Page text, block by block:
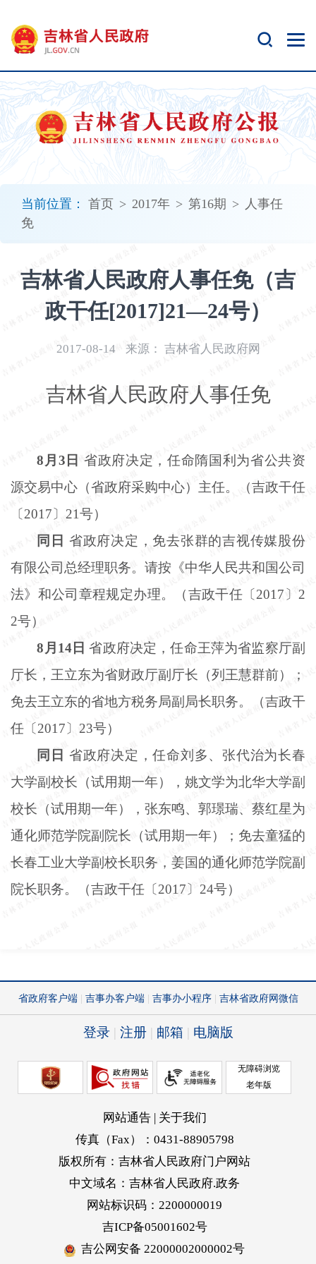
当前位置： 首页 > 2017年 > 第16期 > 人事任
免
吉林省人民政府人事任免（吉
政干任[2017]21—24号）
2017-08-14 来源： 吉林省人民政府网
吉林省人民政府人事任免
8月3日 省政府决定，任命隋国利为省公共资
源交易中心（省政府采购中心）主任。（吉政干任
〔2017〕21号）
同日 省政府决定，免去张群的吉视传媒股份
有限公司总经理职务。请按《中华人民共和国公司
法》和公司章程规定办理。（吉政干任〔2017〕2
2号）
8月14日 省政府决定，任命王萍为省监察厅副
厅长，王立东为省财政厅副厅长（列王慧群前）；
免去王立东的省地方税务局副局长职务。（吉政干
任〔2017〕23号）
同日 省政府决定，任命刘多、张代治为长春
大学副校长（试用期一年），姚文学为北华大学副
校长（试用期一年），张东鸣、郭璟瑞、蔡红星为
通化师范学院副院长（试用期一年）；免去童猛的
长春工业大学副校长职务，姜国的通化师范学院副
院长职务。（吉政干任〔2017〕24号）
开
无
障
碍
说
明
加